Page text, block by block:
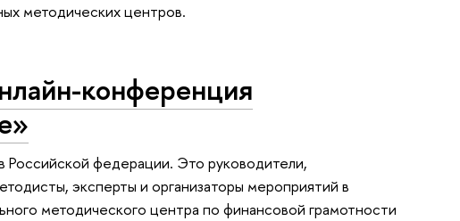
методических центров.
конференция
Российской федерации. Это руководители,
эксперты и организаторы мероприятий в
методического центра по финансовой грамотности